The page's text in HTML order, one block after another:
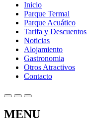
Inicio
Parque Termal
Parque Acuático
Tarifa y Descuentos
Noticias
Alojamiento
Gastronomia
Otros Atractivos
Contacto
MENU